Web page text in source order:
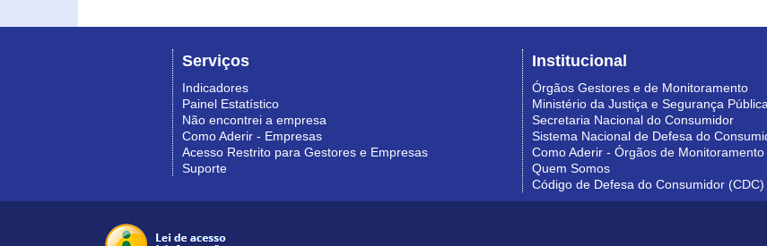
Serviços
Indicadores
Painel Estatístico
Não encontrei a empresa
Como Aderir - Empresas
Acesso Restrito para Gestores e Empresas
Suporte
Institucional
Órgãos Gestores e de Monitoramento
Ministério da Justiça e Segurança Pública
Secretaria Nacional do Consumidor
Sistema Nacional de Defesa do
Como Aderir - Órgãos de Monitoramento
Quem Somos
Código de Defesa do Consumidor (CDC)